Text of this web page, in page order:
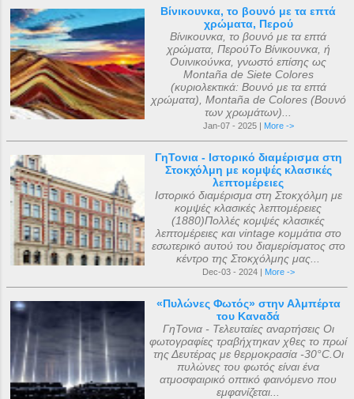
Βίνικουνκα, το βουνό με τα επτά
χρώματα, Περού
Βίνικουνκα, το βουνό με τα επτά
χρώματα, ΠερούΤο Βίνικουνκα, ή
Ουινικούνκα, γνωστό επίσης ως
Montaña de Siete Colores
(κυριολεκτικά: Βουνό με τα επτά
χρώματα), Montaña de Colores (Βουνό
των χρωμάτων)...
Jan-07 - 2025 | More ->
ΓηΤονια - Ιστορικό διαμέρισμα στη
Στοκχόλμη με κομψές κλασικές
λεπτομέρειες
Ιστορικό διαμέρισμα στη Στοκχόλμη με
κομψές κλασικές λεπτομέρειες
(1880)Πολλές κομψές κλασικές
λεπτομέρειες και vintage κομμάτια στο
εσωτερικό αυτού του διαμερίσματος στο
κέντρο της Στοκχόλμης μας...
Dec-03 - 2024 | More ->
«Πυλώνες Φωτός» στην Αλμπέρτα
του Καναδά
ΓηΤονια - Τελευταίες αναρτήσεις Οι
φωτογραφίες τραβήχτηκαν χθες το πρωί
της Δευτέρας με θερμοκρασία -30°C.Οι
πυλώνες του φωτός είναι ένα
ατμοσφαιρικό οπτικό φαινόμενο που
εμφανίζεται...